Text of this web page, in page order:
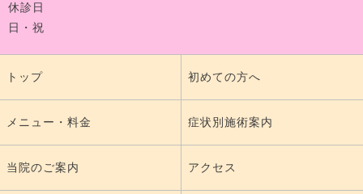
休診日
日・祝
トップ 初めての方へ
メニュー・料金 症状別施術案内
当院のご案内 アクセス